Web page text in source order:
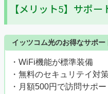
【メリット5】サポ
イッツコム光のお得なサポー
・WiFi機能が標準装備
・無料のセキュリテイ対
・月額500円で訪問サポ